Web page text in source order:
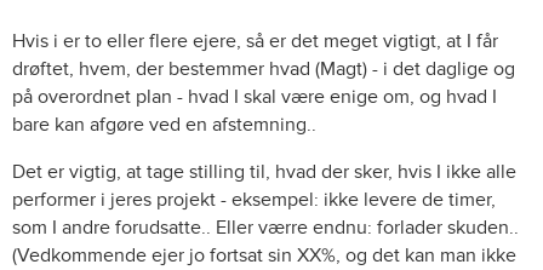
Hvis i er to eller flere ejere, så er det meget vigtigt, at I får
drøftet, hvem, der bestemmer hvad (Magt) - i det daglige og
på overordnet plan - hvad I skal være enige om, og hvad I
bare kan afgøre ved en afstemning..
Det er vigtig, at tage stilling til, hvad der sker, hvis I ikke alle
performer i jeres projekt - eksempel: ikke levere de timer,
som I andre forudsatte.. Eller værre endnu: forlader skuden..
(Vedkommende ejer jo fortsat sin XX%, og det kan man ikke